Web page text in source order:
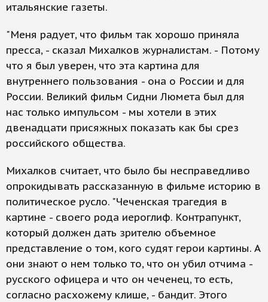
итальянские газеты.
"Меня радует, что фильм так хорошо приняла
пресса, - сказал Михалков журналистам. - Потому
что я был уверен, что эта картина для
внутреннего пользования - она о России и для
России. Великий фильм Сидни Люмета был для
нас только импульсом - мы хотели в этих
двенадцати присяжных показать как бы срез
российского общества.
Михалков считает, что было бы несправедливо
опрокидывать рассказанную в фильме историю в
политическое русло. "Чеченская трагедия в
картине - своего рода иероглиф. Контрапункт,
который должен дать зрителю объемное
представление о том, кого судят герои картины. А
они знают о нем только то, что он убил отчима -
русского офицера и что он чеченец, то есть,
согласно расхожему клише, - бандит. Этого